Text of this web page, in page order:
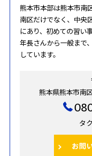
熊本市本部は熊本市南
南区だけでなく、中央
にあり、初めての習い
年長さんから一般まで
しています。
熊本県熊本市南
タ
お問